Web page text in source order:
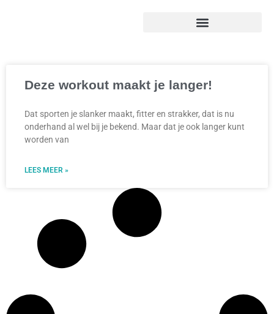
Deze workout maakt je langer!
Dat sporten je slanker maakt, fitter en strakker, dat is nu
onderhand al wel bij je bekend. Maar dat je ook langer kunt
worden van
LEES MEER »